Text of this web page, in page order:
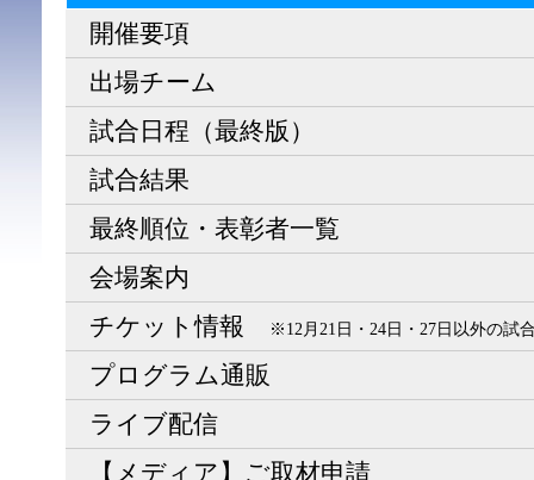
開催要項
出場チーム
試合日程（最終版）
試合結果
最終順位・表彰者一覧
会場案内
チケット情報
※12月21日・24日・27日以外の試
プログラム通販
ライブ配信
【メディア】ご取材申請